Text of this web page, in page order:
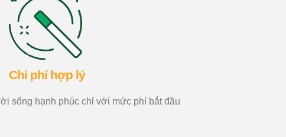
Chi phí hợp lý
sống hạnh phúc chỉ với mức phí bắt đầu